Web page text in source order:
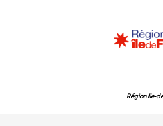
Région Ile-